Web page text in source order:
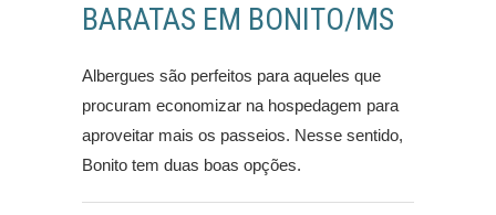
BARATAS EM BONITO/MS
Albergues são perfeitos para aqueles que
procuram economizar na hospedagem para
aproveitar mais os passeios. Nesse sentido,
Bonito tem duas boas opções.